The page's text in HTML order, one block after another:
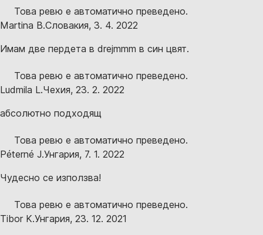
Това ревю е автоматично преведено.
Martina B.Словакия, 3. 4. 2022
Имам две пердета в drejmmm в син цвят.
Това ревю е автоматично преведено.
Ludmila L.Чехия, 23. 2. 2022
абсолютно подходящ
Това ревю е автоматично преведено.
Péterné J.Унгария, 7. 1. 2022
Чудесно се използва!
Това ревю е автоматично преведено.
Tibor K.Унгария, 23. 12. 2021